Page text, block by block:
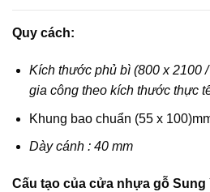
Quy cách:
Kích thước phủ bì (800 x 2100
gia công theo kích thước thực
Khung bao chuẩn (55 x
Dày cánh : 40 mm
Cấu tạo của cửa nhựa gỗ Sung